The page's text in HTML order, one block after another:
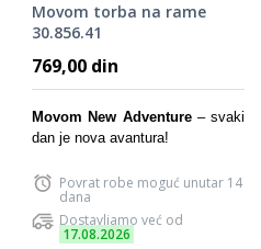
Movom torba na rame
30.856.41
769,00 din
Movom New Adventure– svaki
dan je nova avantura!
Povrat robe moguć unutar 14
dana
Dostavljamo već od
17.08.2026